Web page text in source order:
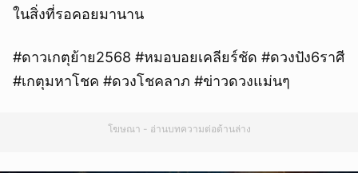
ในสิ่งที่รอคอยมานาน
#ดาวเกตุย้าย2568 #หมอบอยเคลียร์ชัด #ดวงปัง6ราศี
#เกตุมหาโชค #ดวงโชคลาภ #ข่าวดวงแม่นๆ
โฆษณา - อ่านบทความต่อด้านล่าง